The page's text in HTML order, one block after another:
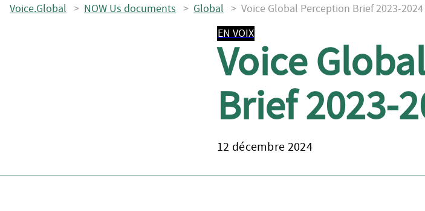
Voice.Global > NOW Us documents > Global > Voice Global Perception Brief 2023-2024
EN VOIX
Voice
Brief 2023-
12 décembre 2024